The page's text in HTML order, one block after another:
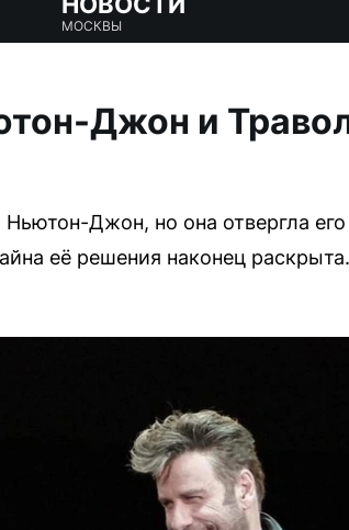
МОСКВЫ
Джон и
Джон, но она отвергла его
её решения наконец раскрыта.